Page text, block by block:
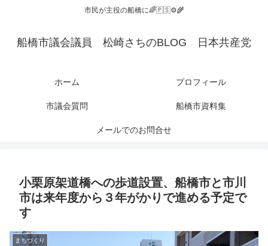
市民が主役の船橋に🌈🇵🇸⚙️🌾
船橋市議会議員 松崎さちのBLOG 日本共産党
ホーム プロフィール
市議会質問 船橋市資料集
メールでのお問合せ
小栗原架道橋への歩道設置、船橋市と市川
市は来年度から３年がかりで進める予定で
す
まちづくり